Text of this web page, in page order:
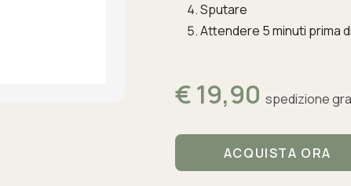
Sputare
Attendere 5 minuti prima
€ 19,90 spedizione
ACQUISTA ORA